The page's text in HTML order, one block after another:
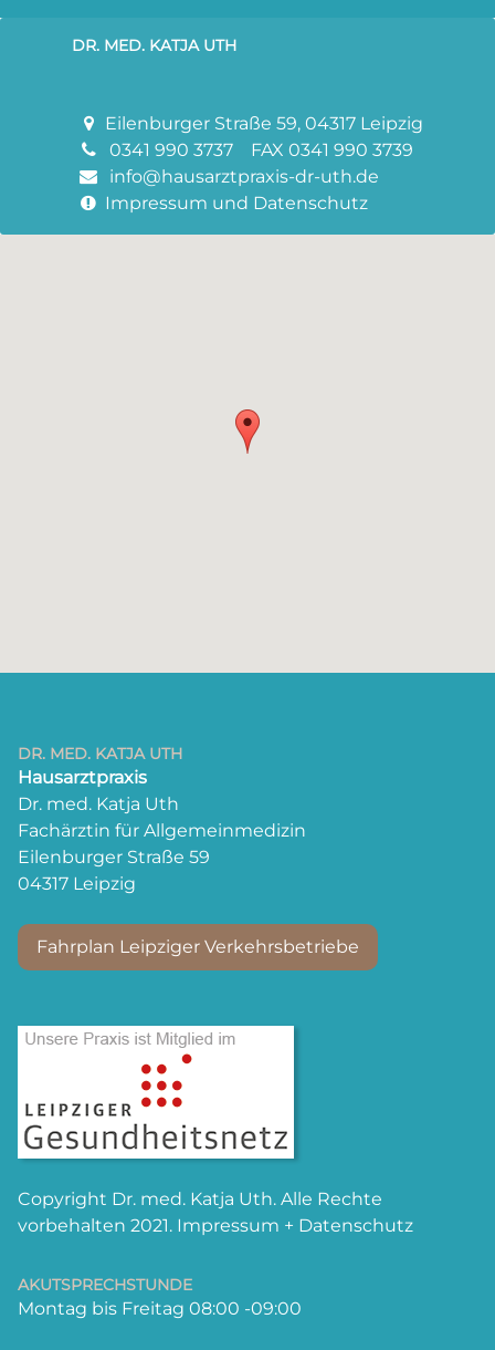
DR. MED. KATJA UTH
Eilenburger Straße 59, 04317 Leipzig
0341 990 3737 FAX 0341 990 3739
info@hausarztpraxis-dr-uth.de
 Impressum und Datenschutz
DR. MED. KATJA UTH
Hausarztpraxis
Dr. med. Katja Uth
Fachärztin für Allgemeinmedizin‍
Eilenburger Straße 59
04317 Leipzig
Fahrplan Leipziger Verkehrsbetriebe
Copyright Dr. med. Katja Uth. Alle Rechte
vorbehalten 2021. Impressum + Datenschutz
AKUTSPRECHSTUNDE
Montag bis Freitag 08:00 -09:00